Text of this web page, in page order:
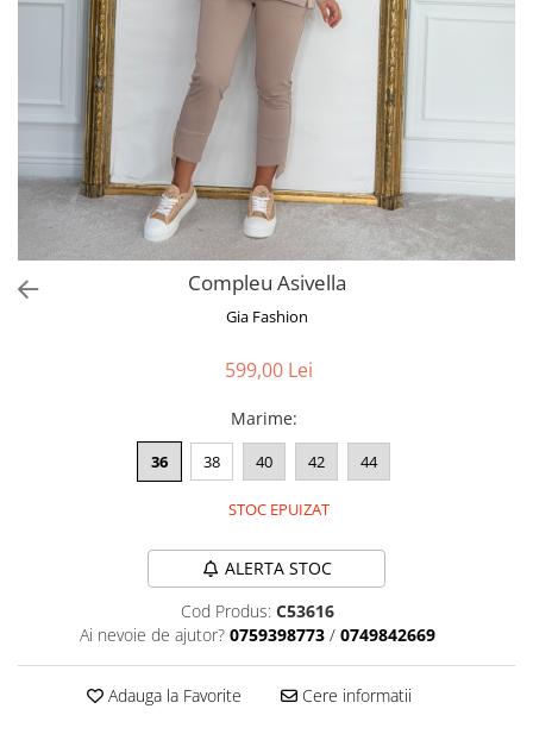
Pantaloni
Blanuri
Paltoane
Sacouri
Traditional
Compleu Asivella
Gia Fashion
599,00 Lei
Marime:
36 38 40 42 44
STOC EPUIZAT
ALERTA STOC
Cod Produs: C53616
Ai nevoie de ajutor? 0759398773 / 0749842669
Adauga la Favorite Cere informatii